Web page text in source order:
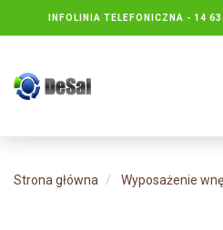
INFOLINIA TELEFONICZNA - 14
PONIEDZIAŁKU DO PIĄTKU : 8.30
Strona główna Wyposażenie